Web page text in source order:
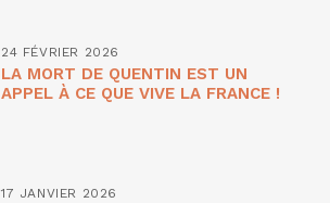
24 FÉVRIER 2026
LA MORT DE QUENTIN EST UN
APPEL À CE QUE VIVE LA FRANCE !
17 JANVIER 2026